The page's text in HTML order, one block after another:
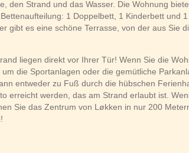
den Strand und das Wasser. Die Wohnung
1 Doppelbett, 1 Kinderbett und 1
gibt es eine schöne Terrasse, von der aus Sie
liegen direkt vor Ihrer Tür! Wenn Sie die
die Sportanlagen oder die gemütliche
entweder zu Fuß durch die hübschen
erreicht werden, das am Strand erlaubt ist.
Sie das Zentrum von Løkken in nur 200